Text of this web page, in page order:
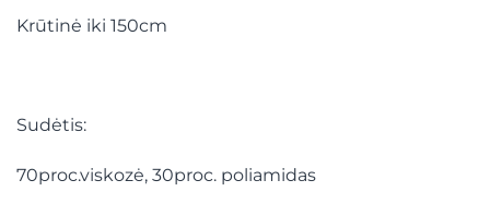
Krūtinė iki 150cm
Sudėtis:
70proc.viskozė, 30proc. poliamidas